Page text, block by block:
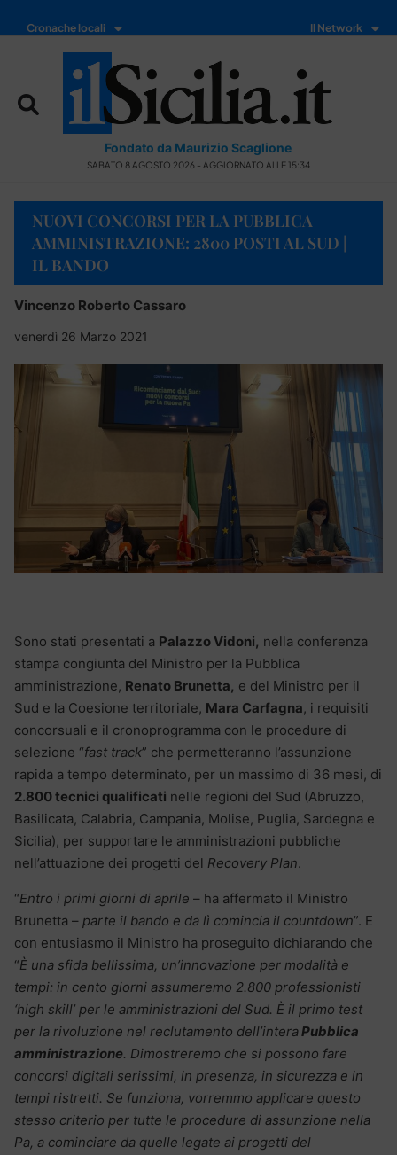
Cronache locali Il Network
Fondato da Maurizio Scaglione
SABATO 8 AGOSTO 2026 - AGGIORNATO ALLE 15:34
NUOVI CONCORSI PER LA PUBBLICA
AMMINISTRAZIONE: 2800 POSTI AL SUD |
IL BANDO
Vincenzo Roberto Cassaro
venerdì 26 Marzo 2021
Sono stati presentati a Palazzo Vidoni, nella conferenza
stampa congiunta del Ministro per la Pubblica
amministrazione, Renato Brunetta, e del Ministro per il
Sud e la Coesione territoriale, Mara Carfagna, i requisiti
concorsuali e il cronoprogramma con le procedure di
selezione “fast track” che permetteranno l’assunzione
rapida a tempo determinato, per un massimo di 36 mesi, di
2.800 tecnici qualificati nelle regioni del Sud (Abruzzo,
Basilicata, Calabria, Campania, Molise, Puglia, Sardegna e
Sicilia), per supportare le amministrazioni pubbliche
nell’attuazione dei progetti del Recovery Plan.
“Entro i primi giorni di aprile – ha affermato il Ministro
Brunetta – parte il bando e da lì comincia il countdown”. E
con entusiasmo il Ministro ha proseguito dichiarando che
“È una sfida bellissima, un’innovazione per modalità e
tempi: in cento giorni assumeremo 2.800 professionisti
‘high skill’ per le amministrazioni del Sud. È il primo test
per la rivoluzione nel reclutamento dell’interaPubblica
amministrazione. Dimostreremo che si possono fare
concorsi digitali serissimi, in presenza, in sicurezza e in
tempi ristretti. Se funziona, vorremmo applicare questo
stesso criterio per tutte le procedure di assunzione nella
Pa, a cominciare da quelle legate ai progetti del